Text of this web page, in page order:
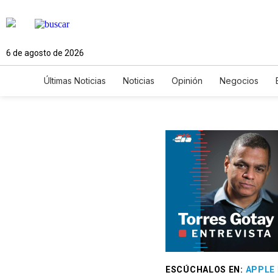
6 de agosto de 2026
Últimas Noticias Noticias Opinión Negocios
ESCÚCHALOS EN : APPLE